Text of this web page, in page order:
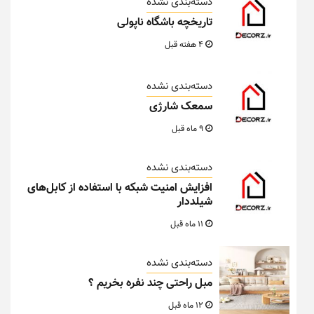
تاریخچه باشگاه ناپولی
دسته‌بندی نشده
سمعک شارژی
دسته‌بندی نشده
افزایش امنیت شبکه با استفاده از کابل‌های
شیلددار
دسته‌بندی نشده
مبل راحتی چند نفره بخریم ؟